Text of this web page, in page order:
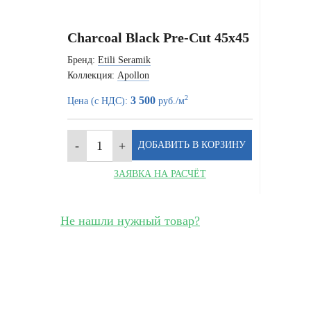
Charcoal Black Pre-Cut 45x45
Бренд: Etili Seramik
Коллекция: Apollon
Цена (с НДС): 3 500 руб./м2
ЗАЯВКА НА РАСЧЁТ
Не нашли нужный товар?